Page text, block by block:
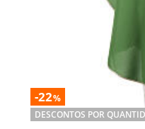
-22%
DESCONTOS POR